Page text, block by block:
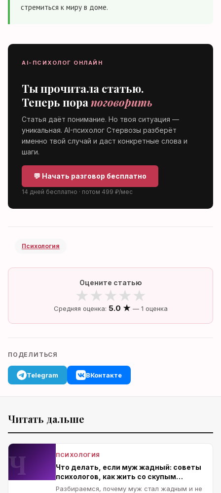
стремиться к миру в доме.
AI-ПСИХОЛОГ ОНЛАЙН
Ты прочитала статью.
Теперь порапоговорить
Статья даёт понимание. Но твоя ситуация —
уникальная. AI-психолог Стервозы разберёт
именно твой случай и даст конкретные слова и
шаги.
💬 Начать разговор бесплатно
14 дней бесплатно · потом 499 ₽/мес
Психология
Оцените статью
★★★★★
Средняя оценка: 5.0 ★ — 1 оценка
ПОДЕЛИТЬСЯ
Telegram ВКонтакте
Читать дальше
Ч ПСИХОЛОГИЯ
Что делать, если муж жадный: советы
психологов, как жить со скупым
мужчиной и можно ли его изменить
Разбираемся, почему муж стал жадным и не